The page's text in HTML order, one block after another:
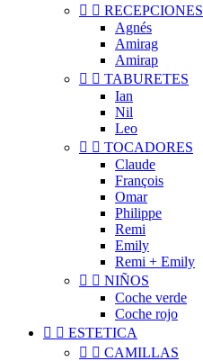
  RECEPCIONES
Agnés
Amirag
Amirap
  TABURETES
Ian
Nil
Leo
  TOCADORES
Claude
François
Omar
Philippe
Remi
Emily
Remi + Emily
  NIÑOS
Coche verde
Coche rojo
  ESTETICA
  CAMILLAS